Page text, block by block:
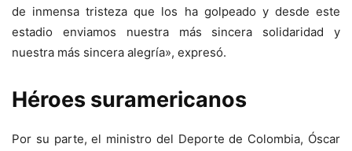
de inmensa tristeza que los ha golpeado y desde este
estadio enviamos nuestra más sincera solidaridad y
nuestra más sincera alegría», expresó.
Héroes suramericanos
Por su parte, el ministro del Deporte de Colombia, Óscar